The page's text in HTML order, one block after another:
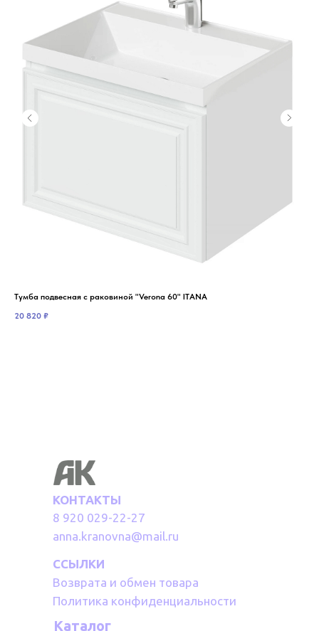
Тумба подвесная с раковиной "Verona 60" ITANA
20 820 ₽
КОНТАКТЫ
8 920 029-22-27
anna.kranovna@mail.ru
ССЫЛКИ
Возврата и обмен товара
Политика конфиденциальности
Каталог